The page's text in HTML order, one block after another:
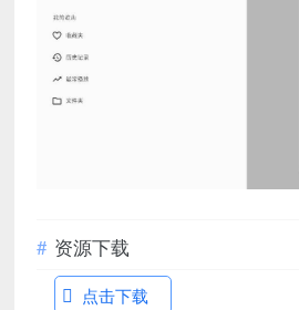
资源下载
点击下载